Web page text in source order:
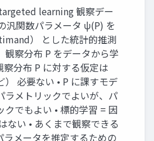
learning 観察デー
汎関数パラメータ ψ(P) を
） とした統計的推測
観察分布 P をデータから学
察分布 P に対する仮定は
） 必要ない • P に課すモデ
ラメトリックでよいが、パ
クでもよい • 標的学習 = 因
ない • あくまで観察できる
ラメータを推定するための